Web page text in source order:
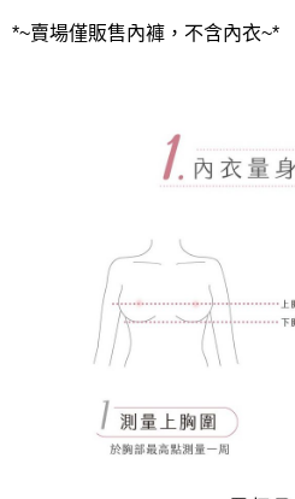
*~賣場僅販售內褲，不含內衣~*